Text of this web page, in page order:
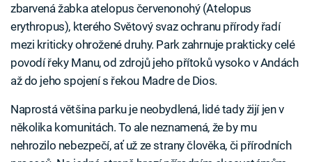
zbarvená žabka atelopus červenonohý (Atelopus
erythropus), kterého Světový svaz ochranu přírody řadí
mezi kriticky ohrožené druhy. Park zahrnuje prakticky celé
povodí řeky Manu, od zdrojů jeho přítoků vysoko v Andách
až do jeho spojení s řekou Madre de Dios.
Naprostá většina parku je neobydlená, lidé tady žijí jen v
několika komunitách. To ale neznamená, že by mu
nehrozilo nebezpečí, ať už ze strany člověka, či přírodních